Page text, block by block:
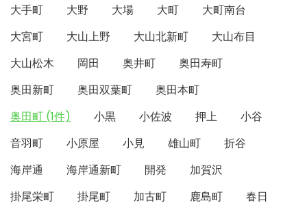
大手町
大野 大場 大町
大町南台
大宮町
大山上野 大山北新町
大山布目
大山松木
岡田 奥井町
奥田寿町
奥田新町
奥田双葉町
奥田本町
奥田町 (1件)
小黒 小佐波 押上
小谷
音羽町
小原屋 小見 雄山町
折谷
海岸通
海岸通新町 開発
加賀沢
掛尾栄町
掛尾町 加古町 鹿島町
春日